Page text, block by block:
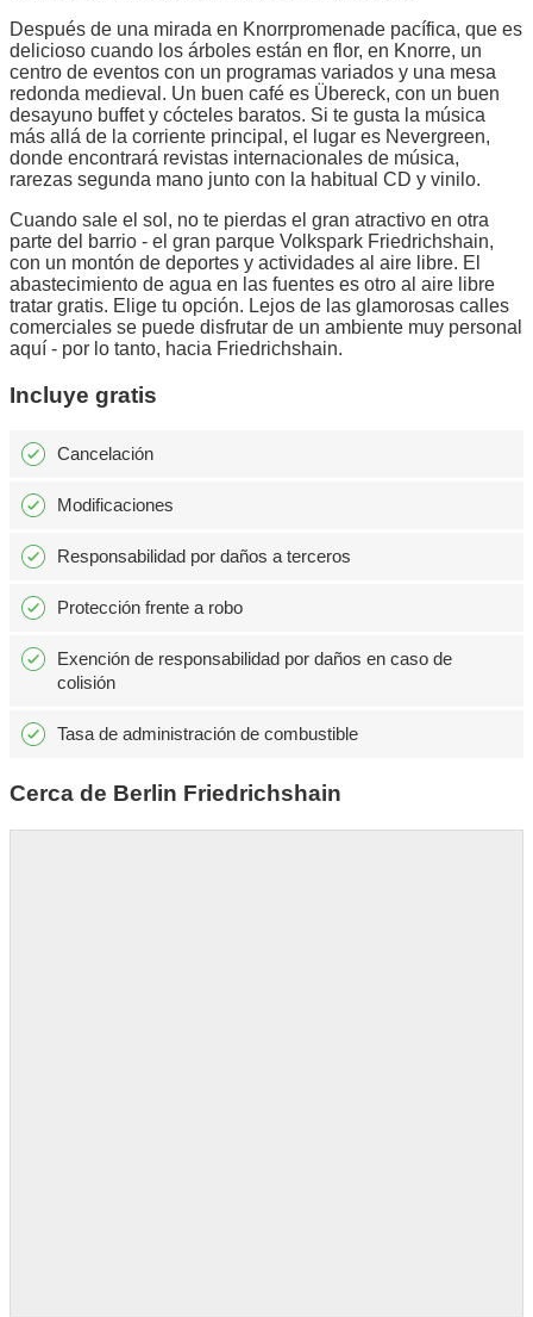
Después de una mirada en Knorrpromenade pacífica, que es
delicioso cuando los árboles están en flor, en Knorre, un
centro de eventos con un programas variados y una mesa
redonda medieval. Un buen café es Übereck, con un buen
desayuno buffet y cócteles baratos. Si te gusta la música
más allá de la corriente principal, el lugar es Nevergreen,
donde encontrará revistas internacionales de música,
rarezas segunda mano junto con la habitual CD y vinilo.
Cuando sale el sol, no te pierdas el gran atractivo en otra
parte del barrio - el gran parque Volkspark Friedrichshain,
con un montón de deportes y actividades al aire libre. El
abastecimiento de agua en las fuentes es otro al aire libre
tratar gratis. Elige tu opción. Lejos de las glamorosas calles
comerciales se puede disfrutar de un ambiente muy personal
aquí - por lo tanto, hacia Friedrichshain.
Incluye gratis
Cancelación
Modificaciones
Responsabilidad por daños a terceros
Protección frente a robo
Exención de responsabilidad por daños en caso de
colisión
Tasa de administración de combustible
Cerca de Berlin Friedrichshain